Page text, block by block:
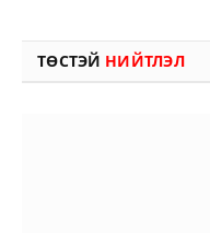
ТӨСТЭЙ НИЙТЛЭЛ